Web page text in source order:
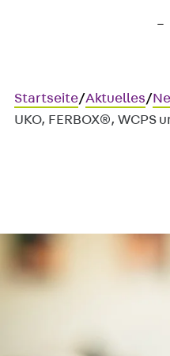
Startseite/Aktuelles/
UKO, FERBOX®, WCPS
UKO,
PohlCon